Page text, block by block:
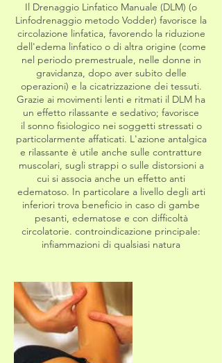
Il Drenaggio Linfatico Manuale (DLM) (o
Linfodrenaggio metodo Vodder) favorisce la
circolazione linfatica, favorendo la riduzione
dell'edema linfatico o di altra origine (come
nel periodo premestruale, nelle donne in
gravidanza, dopo aver subito delle
operazioni) e la cicatrizzazione dei tessuti.
Grazie ai movimenti lenti e ritmati il DLM ha
un effetto rilassante e sedativo; favorisce
il sonno fisiologico nei soggetti stressati o
particolarmente affaticati. L'azione antalgica
e rilassante è utile anche sulle contratture
muscolari, sugli strappi o sulle distorsioni a
cui si associa anche un effetto anti
edematoso. In particolare a livello degli arti
inferiori trova beneficio in caso di gambe
pesanti, edematose e con difficoltà
circolatorie. controindicazione principale:
infiammazioni di qualsiasi natura